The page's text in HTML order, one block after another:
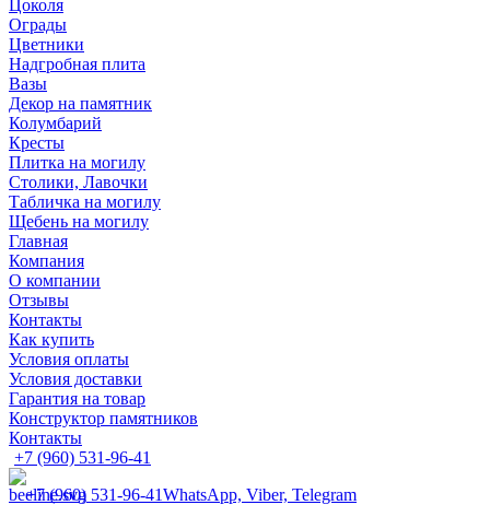
Цоколя
Ограды
Цветники
Надгробная плита
Вазы
Декор на памятник
Колумбарий
Кресты
Плитка на могилу
Столики, Лавочки
Табличка на могилу
Щебень на могилу
Главная
Компания
О компании
Отзывы
Контакты
Как купить
Условия оплаты
Условия доставки
Гарантия на товар
Конструктор памятников
Контакты
+7 (960) 531-96-41
+7 (960) 531-96-41WhatsApp, Viber, Telegram